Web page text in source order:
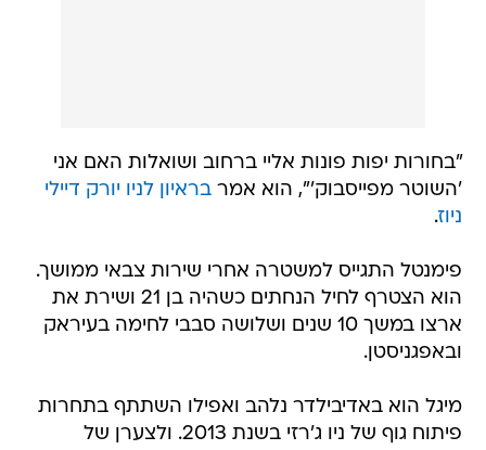
"בחורות יפות פונות אליי ברחוב ושואלות האם אני
'השוטר מפייסבוק'", הוא אמרבראיון לניו יורק דיילי
ניוז.
פימנטל התגייס למשטרה אחרי שירות צבאי ממושך.
הוא הצטרף לחיל הנחתים כשהיה בן 21 ושירת את
ארצו במשך 10 שנים ושלושה סבבי לחימה בעיראק
ובאפגניסטן.
מיגל הוא באדיבילדר נלהב ואפילו השתתף בתחרות
פיתוח גוף של ניו ג'רזי בשנת 2013. ולצערן של